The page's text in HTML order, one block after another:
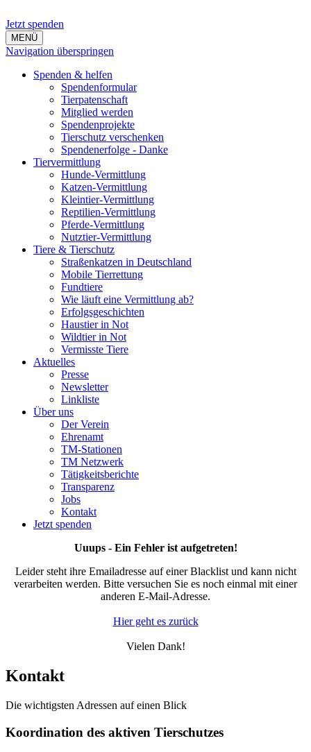
Jetzt spenden
MENÜ
Navigation überspringen
Spenden & helfen
Spendenformular
Tierpatenschaft
Mitglied werden
Spendenprojekte
Tierschutz verschenken
Spendenerfolge - Danke
Tiervermittlung
Hunde-Vermittlung
Katzen-Vermittlung
Kleintier-Vermittlung
Reptilien-Vermittlung
Pferde-Vermittlung
Nutztier-Vermittlung
Tiere & Tierschutz
Straßenkatzen in Deutschland
Mobile Tierrettung
Fundtiere
Wie läuft eine Vermittlung ab?
Erfolgsgeschichten
Haustier in Not
Wildtier in Not
Vermisste Tiere
Aktuelles
Presse
Newsletter
Linkliste
Über uns
Der Verein
Ehrenamt
TM-Stationen
TM Netzwerk
Tätigkeitsberichte
Transparenz
Jobs
Kontakt
Jetzt spenden
Uuups - Ein Fehler ist aufgetreten!
Leider steht ihre Emailadresse auf einer Blacklist und kann nicht
verarbeiten werden. Bitte versuchen Sie es noch einmal mit einer
anderen E-Mail-Adresse.
Hier geht es zurück
Vielen Dank!
Kontakt
Die wichtigsten Adressen auf einen Blick
Koordination des aktiven Tierschutzes